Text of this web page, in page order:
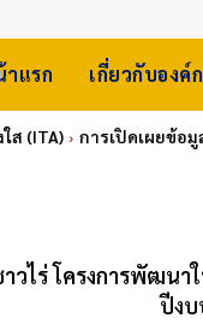
แรก เกี่ยวกับองค์
ส (ITA) การเปิดเผยข้อ
วไร่ โครงการพัฒน
ปีงบ